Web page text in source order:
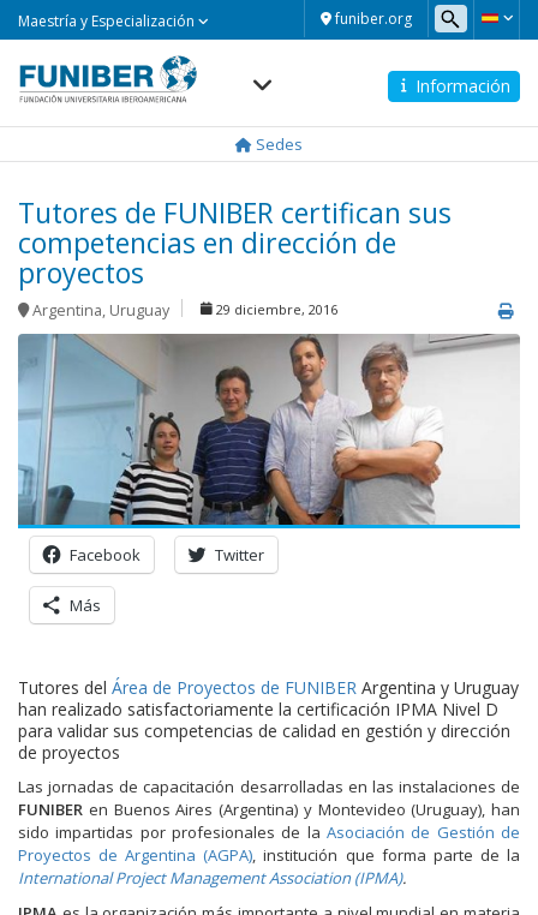
funiber.org
Maestría y Especialización
Información
Sedes
Tutores de FUNIBER certifican sus
competencias en dirección de
proyectos
Argentina, Uruguay 29 diciembre, 2016
Facebook Twitter
Más
Tutores del Área de Proyectos de FUNIBER Argentina y Uruguay
han realizado satisfactoriamente la certificación IPMA Nivel D
para validar sus competencias de calidad en gestión y dirección
de proyectos
Las jornadas de capacitación desarrolladas en las instalaciones de
FUNIBER en Buenos Aires (Argentina) y Montevideo (Uruguay), han
sido impartidas por profesionales de la Asociación de Gestión de
Proyectos de Argentina (AGPA) , institución que forma parte de la
International Project Management Association (IPMA).